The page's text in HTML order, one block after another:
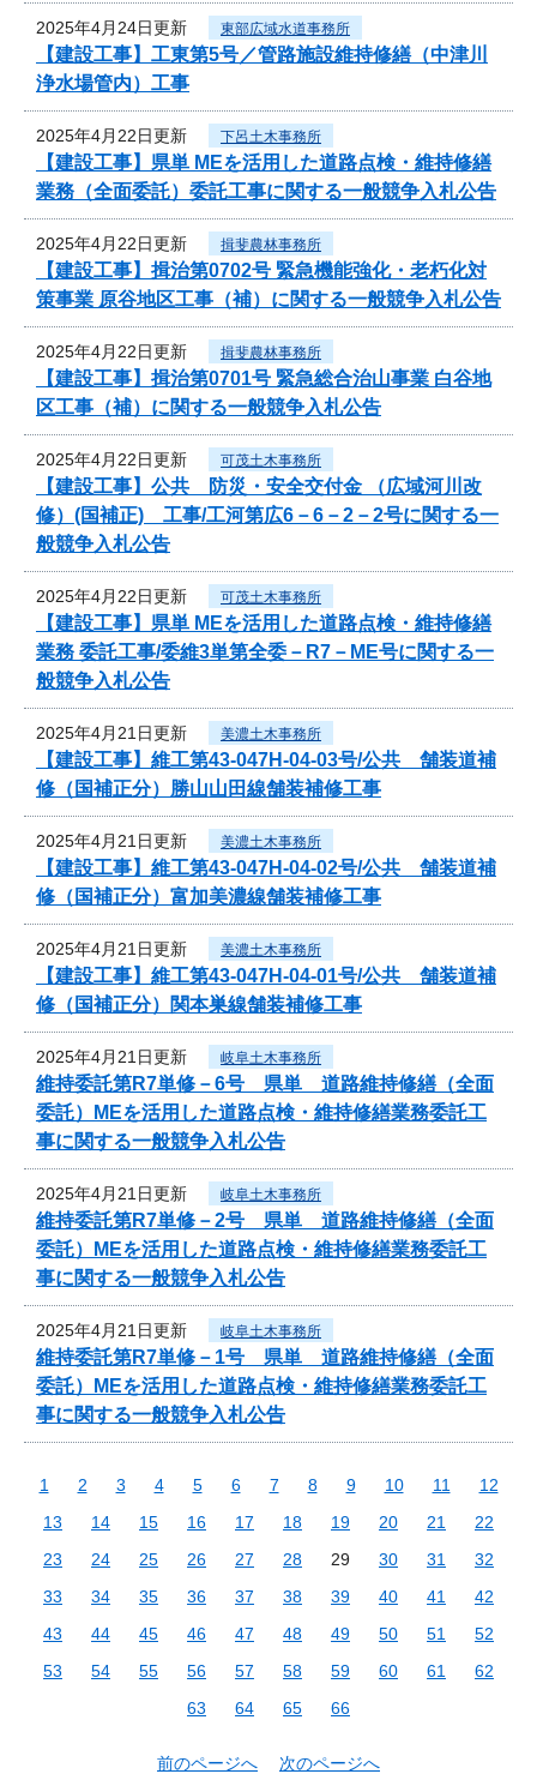
2025年4月24日更新 東部広域水道事務所
【建設工事】工東第5号／管路施設維持修繕（中津川
浄水場管内）工事
2025年4月22日更新 下呂土木事務所
【建設工事】県単 MEを活用した道路点検・維持修繕
業務（全面委託）委託工事に関する一般競争入札公告
2025年4月22日更新 揖斐農林事務所
【建設工事】揖治第0702号 緊急機能強化・老朽化対
策事業 原谷地区工事（補）に関する一般競争入札公告
2025年4月22日更新 揖斐農林事務所
【建設工事】揖治第0701号 緊急総合治山事業 白谷地
区工事（補）に関する一般競争入札公告
2025年4月22日更新 可茂土木事務所
【建設工事】公共 防災・安全交付金 （広域河川改
修）(国補正) 工事/工河第広6－6－2－2号に関する一
般競争入札公告
2025年4月22日更新 可茂土木事務所
【建設工事】県単 MEを活用した道路点検・維持修繕
業務 委託工事/委維3単第全委－R7－ME号に関する一
般競争入札公告
2025年4月21日更新 美濃土木事務所
【建設工事】維工第43-047H-04-03号/公共 舗装道補
修（国補正分）勝山山田線舗装補修工事
2025年4月21日更新 美濃土木事務所
【建設工事】維工第43-047H-04-02号/公共 舗装道補
修（国補正分）富加美濃線舗装補修工事
2025年4月21日更新 美濃土木事務所
【建設工事】維工第43-047H-04-01号/公共 舗装道補
修（国補正分）関本巣線舗装補修工事
2025年4月21日更新 岐阜土木事務所
維持委託第R7単修－6号 県単 道路維持修繕（全面
委託）MEを活用した道路点検・維持修繕業務委託工
事に関する一般競争入札公告
2025年4月21日更新 岐阜土木事務所
維持委託第R7単修－2号 県単 道路維持修繕（全面
委託）MEを活用した道路点検・維持修繕業務委託工
事に関する一般競争入札公告
2025年4月21日更新 岐阜土木事務所
維持委託第R7単修－1号 県単 道路維持修繕（全面
委託）MEを活用した道路点検・維持修繕業務委託工
事に関する一般競争入札公告
1 2 3 4 5 6 7 8 9 10 11
12
13
14 15 16 17 18 19 20 21
22
23
24 25 26 27 28 29 30 31
32
33
34 35 36 37 38 39 40 41
42
43
44 45 46 47 48 49 50 51
52
53
54 55 56 57 58 59 60 61
62
63
64 65 66
前のページへ 次のページへ